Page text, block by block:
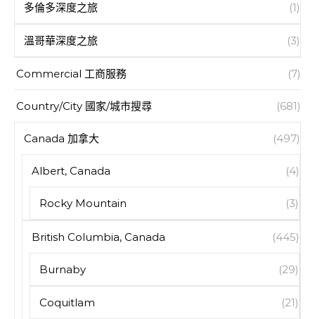
多倫多深度之旅 (1)
溫哥華深度之旅 (3)
Commercial 工商服務 (7)
Country/City 國家/城市搜尋 (681)
Canada 加拿大 (497)
Albert, Canada (4)
Rocky Mountain (3)
British Columbia, Canada (445)
Burnaby (29)
Coquitlam (21)